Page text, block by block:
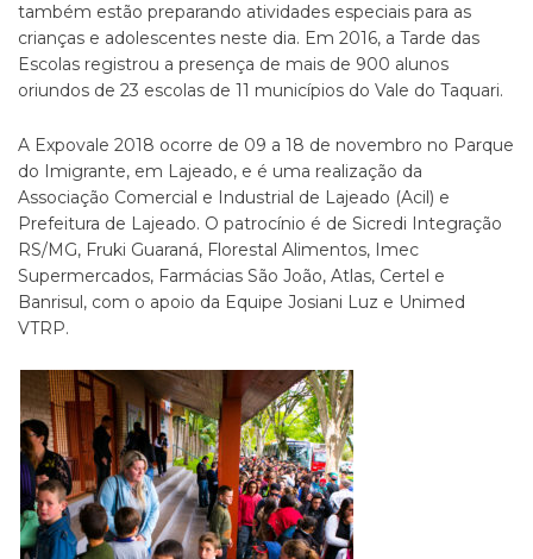
também estão preparando atividades especiais para as
crianças e adolescentes neste dia. Em 2016, a Tarde das
Escolas registrou a presença de mais de 900 alunos
oriundos de 23 escolas de 11 municípios do Vale do Taquari.
A Expovale 2018 ocorre de 09 a 18 de novembro no Parque
do Imigrante, em Lajeado, e é uma realização da
Associação Comercial e Industrial de Lajeado (Acil) e
Prefeitura de Lajeado. O patrocínio é de Sicredi Integração
RS/MG, Fruki Guaraná, Florestal Alimentos, Imec
Supermercados, Farmácias São João, Atlas, Certel e
Banrisul, com o apoio da Equipe Josiani Luz e Unimed
VTRP.